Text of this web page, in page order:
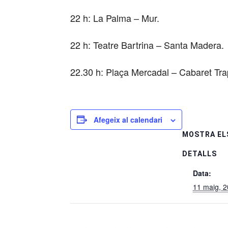
22 h: La Palma – Mur.
22 h: Teatre Bartrina – Santa Madera.
22.30 h: Plaça Mercadal – Cabaret
Afegeix al calendari
MOSTRA
DETALLS
Data:
11 maig,